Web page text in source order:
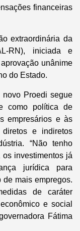
financeiras
extraordinária da
RN), iniciada e
unânime
do Estado.
Proedi segue
como política de
empresários e às
e indiretos
“Não tenho
investimentos já
jurídica para
mais empregos.
de caráter
e social
Fátima